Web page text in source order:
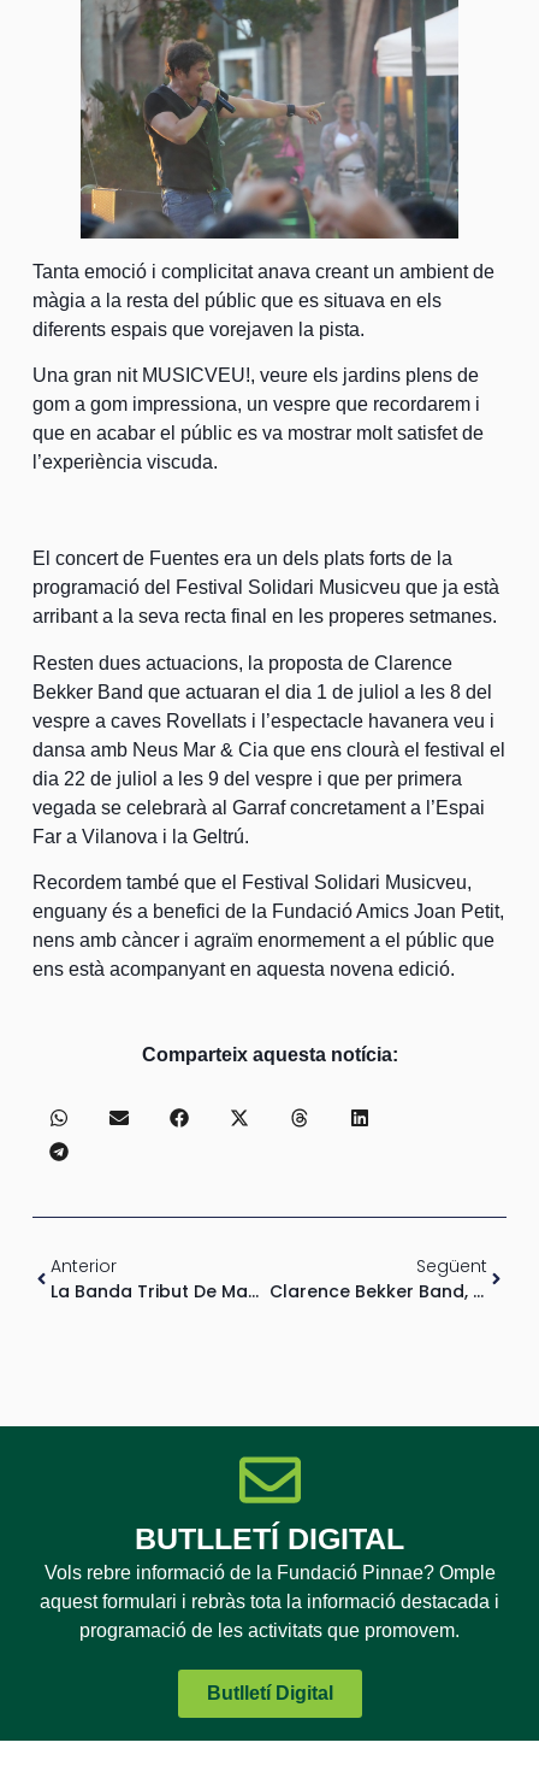
Tanta emoció i complicitat anava creant un ambient de
màgia a la resta del públic que es situava en els
diferents espais que vorejaven la pista.
Una gran nit MUSICVEU!, veure els jardins plens de
gom a gom impressiona, un vespre que recordarem i
que en acabar el públic es va mostrar molt satisfet de
l’experiència viscuda.
El concert de Fuentes era un dels plats forts de la
programació del Festival Solidari Musicveu que ja està
arribant a la seva recta final en les properes setmanes.
Resten dues actuacions, la proposta de Clarence
Bekker Band que actuaran el dia 1 de juliol a les 8 del
vespre a caves Rovellats i l’espectacle havanera veu i
dansa amb Neus Mar & Cia que ens clourà el festival el
dia 22 de juliol a les 9 del vespre i que per primera
vegada se celebrarà al Garraf concretament a l’Espai
Far a Vilanova i la Geltrú.
Recordem també que el Festival Solidari Musicveu,
enguany és a benefici de la Fundació Amics Joan Petit,
nens amb càncer i agraïm enormement a el públic que
ens està acompanyant en aquesta novena edició.
Comparteix aquesta notícia:
Anterior
La Banda Tribut De Manel Fuentes Ens Presenta A Bruce Springsteen Al MUSICVEU
Següent
Clarence Bekker Band, En Concert Al Musicveu
BUTLLETÍ DIGITAL
Vols rebre informació de la Fundació Pinnae? Omple
aquest formulari i rebràs tota la informació destacada i
programació de les activitats que promovem.
Butlletí Digital